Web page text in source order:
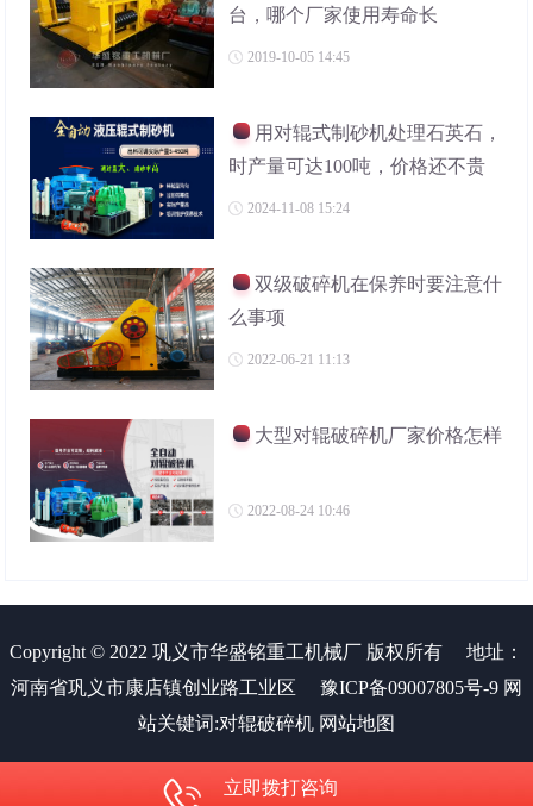
台，哪个厂家使用寿命长
2019-10-05 14:45
用对辊式制砂机处理石英石，
时产量可达100吨，价格还不贵
2024-11-08 15:24
双级破碎机在保养时要注意什
么事项
2022-06-21 11:13
大型对辊破碎机厂家价格怎样
2022-08-24 10:46
Copyright © 2022 巩义市华盛铭重工机械厂 版权所有
地址：
河南省巩义市康店镇创业路工业区
豫ICP备09007805号-9 网
站关键词:对辊破碎机 网站地图
立即拨打咨询